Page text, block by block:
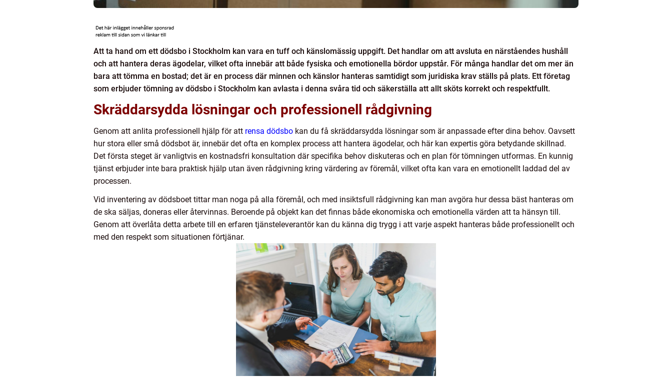
Att ta hand om ett dödsbo i Stockholm kan vara en tuff och känslomässig uppgift. Det handlar om att avsluta en närståendes hushåll
och att hantera deras ägodelar, vilket ofta innebär att både fysiska och emotionella bördor uppstår. För många handlar det om mer än
bara att tömma en bostad; det är en process där minnen och känslor hanteras samtidigt som juridiska krav ställs på plats. Ett företag
som erbjuder tömning av dödsbo i Stockholm kan avlasta i denna svåra tid och säkerställa att allt sköts korrekt och respektfullt.
Skräddarsydda lösningar och professionell rådgivning
Genom att anlita professionell hjälp för att rensa dödsbo kan du få skräddarsydda lösningar som är anpassade efter dina behov. Oavsett
hur stora eller små dödsbot är, innebär det ofta en komplex process att hantera ägodelar, och här kan expertis göra betydande skillnad.
Det första steget är vanligtvis en kostnadsfri konsultation där specifika behov diskuteras och en plan för tömningen utformas. En kunnig
tjänst erbjuder inte bara praktisk hjälp utan även rådgivning kring värdering av föremål, vilket ofta kan vara en emotionellt laddad del av
processen.
Vid inventering av dödsboet tittar man noga på alla föremål, och med insiktsfull rådgivning kan man avgöra hur dessa bäst hanteras om
de ska säljas, doneras eller återvinnas. Beroende på objekt kan det finnas både ekonomiska och emotionella värden att ta hänsyn till.
Genom att överlåta detta arbete till en erfaren tjänsteleverantör kan du känna dig trygg i att varje aspekt hanteras både professionellt och
med den respekt som situationen förtjänar.